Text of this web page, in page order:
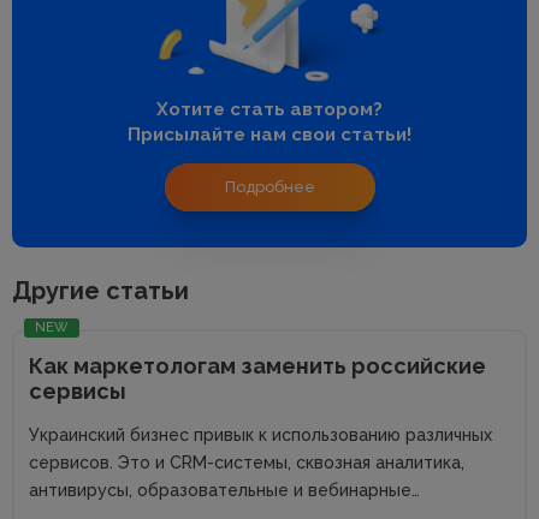
Хотите стать автором?
Присылайте нам свои статьи!
Подробнее
Другие статьи
NEW
Как маркетологам заменить российские
сервисы
Украинский бизнес привык к использованию различных
сервисов. Это и CRM-системы, сквозная аналитика,
антивирусы, образовательные и вебинарные